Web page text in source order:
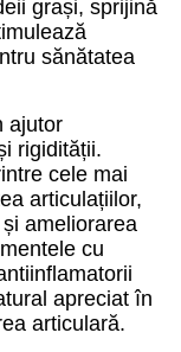
grași, sprijină
sănătatea
ajutor
rigidității.
cele mai
articulațiilor,
ameliorarea
cu
apreciat în
articulară.